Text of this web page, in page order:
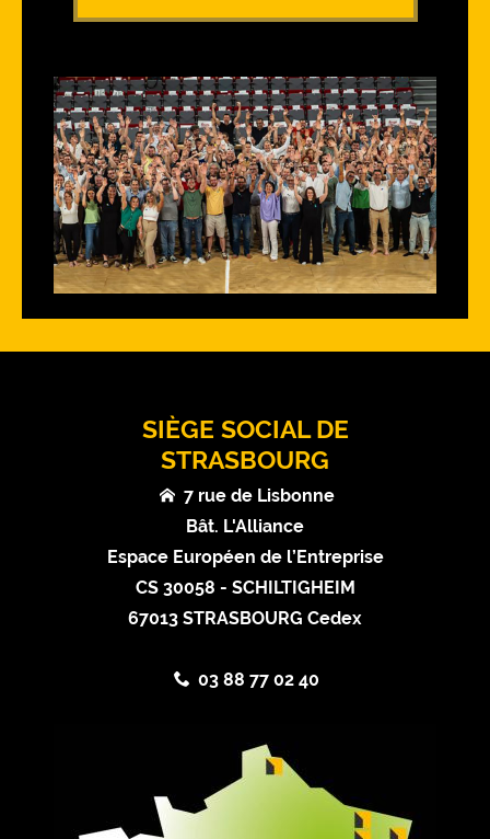
SIÈGE SOCIAL DE
STRASBOURG
7 rue de Lisbonne
Bât. L'Alliance
Espace Européen de l’Entreprise
CS 30058 - SCHILTIGHEIM
67013 STRASBOURG Cedex
03 88 77 02 40